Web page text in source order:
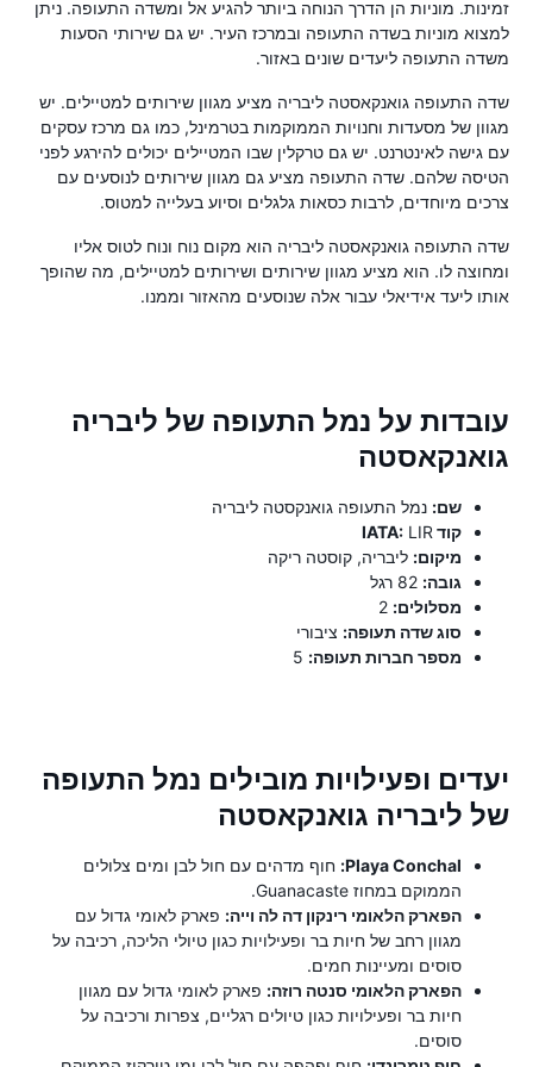
זמינות. מוניות הן הדרך הנוחה ביותר להגיע אל ומשדה התעופה. ניתן
למצוא מוניות בשדה התעופה ובמרכז העיר. יש גם שירותי הסעות
משדה התעופה ליעדים שונים באזור.
שדה התעופה גואנקאסטה ליבריה מציע מגוון שירותים למטיילים. יש
מגוון של מסעדות וחנויות הממוקמות בטרמינל, כמו גם מרכז עסקים
עם גישה לאינטרנט. יש גם טרקלין שבו המטיילים יכולים להירגע לפני
הטיסה שלהם. שדה התעופה מציע גם מגוון שירותים לנוסעים עם
צרכים מיוחדים, לרבות כסאות גלגלים וסיוע בעלייה למטוס.
שדה התעופה גואנקאסטה ליבריה הוא מקום נוח ונוח לטוס אליו
ומחוצה לו. הוא מציע מגוון שירותים ושירותים למטיילים, מה שהופך
אותו ליעד אידיאלי עבור אלה שנוסעים מהאזור וממנו.
עובדות על נמל התעופה של ליבריה
גואנקאסטה
שם: נמל התעופה גואנקסטה ליבריה
קוד IATA: LIR
מיקום: ליבריה, קוסטה ריקה
גובה:
מסלולים:
סוג שדה תעופה: ציבורי
מספר חברות תעופה:
יעדים ופעילויות מובילים נמל התעופה
של ליבריה גואנקאסטה
Playa Conchal: חוף מדהים עם חול לבן ומים צלולים
הממוקם במחוז Guanacaste.
הפארק הלאומי רינקון דה לה וייה: פארק לאומי גדול עם
מגוון רחב של חיות בר ופעילויות כגון טיולי הליכה, רכיבה על
סוסים ומעיינות חמים.
הפארק הלאומי סנטה רוזה: פארק לאומי גדול עם מגוון
חיות בר ופעילויות כגון טיולים רגליים, צפרות ורכיבה על
סוסים.